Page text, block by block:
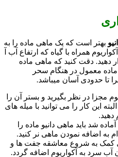
بهتر است که یک ماهی ماده را به
همراه با گیاه که ارتفاع آب آ
قرار دهید. دقت کنید که ماهی ماده
معمول در هنگام سحر
تا حدودی آسان میباشد.
مجزا در نظر بگیرید و بستر آن را
این کار را می توانید با میله های
شد باید ماهی دانیو ماده را
به اضافه نمودن ماهی نر کنید.
کمک به شروع معاشقه جفت ها و
آب سرد به آکواریوم اضافه گردد.